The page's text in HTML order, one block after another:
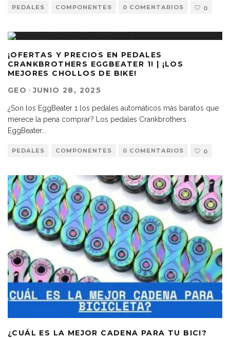
PEDALES COMPONENTES 0 COMENTARIOS 0
¡OFERTAS Y PRECIOS EN PEDALES
CRANKBROTHERS EGGBEATER 1! | ¡LOS
MEJORES CHOLLOS DE BIKE!
GEO · JUNIO 28, 2025
¿Son los EggBeater 1 los pedales automáticos más baratos que
merece la pena comprar? Los pedales Crankbrothers
EggBeater...
PEDALES COMPONENTES 0 COMENTARIOS 0
¿CUÁL ES LA MEJOR CADENA PARA TU BICI?